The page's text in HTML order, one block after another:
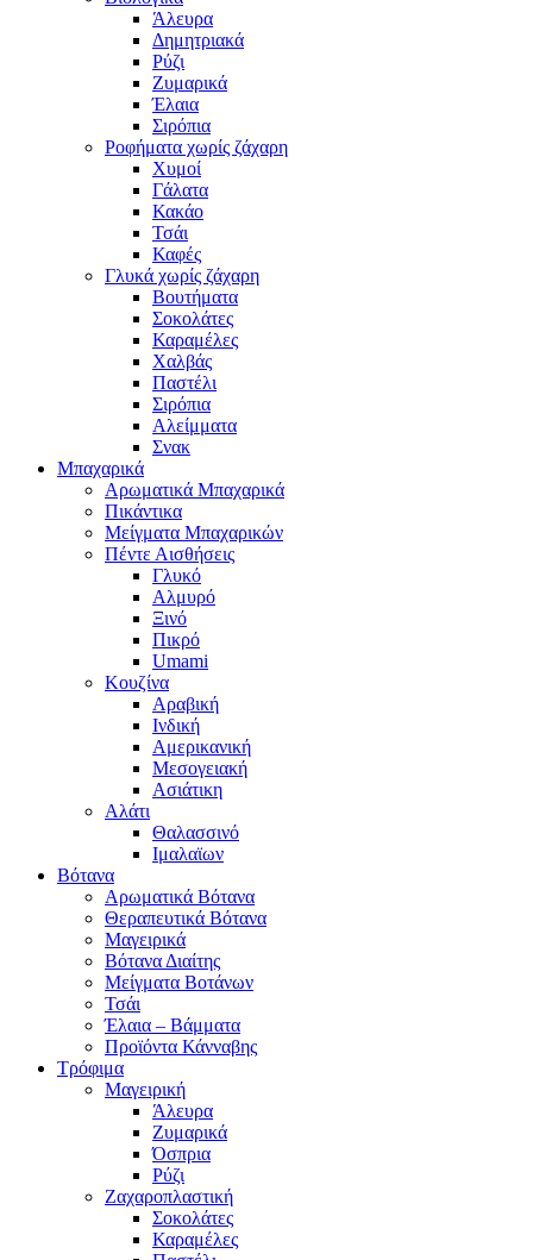
Άλευρα
Δημητριακά
Ρύζι
Ζυμαρικά
Έλαια
Σιρόπια
Ροφήματα χωρίς ζάχαρη
Χυμοί
Γάλατα
Κακάο
Τσάι
Καφές
Γλυκά χωρίς ζάχαρη
Βουτήματα
Σοκολάτες
Καραμέλες
Χαλβάς
Παστέλι
Σιρόπια
Αλείμματα
Σνακ
Μπαχαρικά
Αρωματικά Μπαχαρικά
Πικάντικα
Μείγματα Μπαχαρικών
Πέντε Αισθήσεις
Γλυκό
Αλμυρό
Ξινό
Πικρό
Umami
Κουζίνα
Αραβική
Ινδική
Αμερικανική
Μεσογειακή
Ασιάτικη
Αλάτι
Θαλασσινό
Ιμαλαϊων
Βότανα
Αρωματικά Βότανα
Θεραπευτικά Βότανα
Μαγειρικά
Βότανα Διαίτης
Μείγματα Βοτάνων
Τσάι
Έλαια – Βάμματα
Προϊόντα Κάνναβης
Τρόφιμα
Μαγειρική
Άλευρα
Ζυμαρικά
Όσπρια
Ρύζι
Ζαχαροπλαστική
Σοκολάτες
Καραμέλες